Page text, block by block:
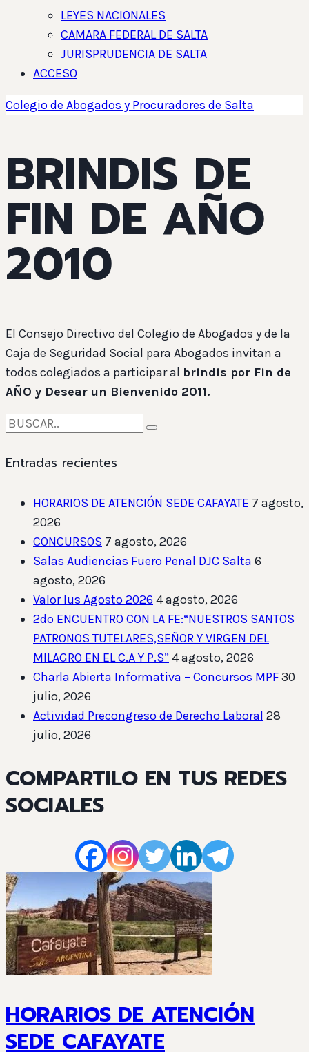
LEYES NACIONALES
CAMARA FEDERAL DE SALTA
JURISPRUDENCIA DE SALTA
ACCESO
Colegio de Abogados y Procuradores de Salta
BRINDIS DE
FIN DE AÑO
2010
El Consejo Directivo del Colegio de Abogados y de la
Caja de Seguridad Social para Abogados invitan a
todos colegiados a participar al brindis por Fin de
AÑO y Desear un Bienvenido 2011.
Entradas recientes
HORARIOS DE ATENCIÓN SEDE CAFAYATE 7 agosto,
2026
CONCURSOS 7 agosto, 2026
Salas Audiencias Fuero Penal DJC Salta 6
agosto, 2026
Valor Ius Agosto 2026 4 agosto, 2026
2do ENCUENTRO CON LA FE:“NUESTROS SANTOS
PATRONOS TUTELARES,SEÑOR Y VIRGEN DEL
MILAGRO EN EL C.A Y P.S”4 agosto, 2026
Charla Abierta Informativa – Concursos MPF30
julio, 2026
Actividad Precongreso de Derecho Laboral 28
julio, 2026
COMPARTILO EN TUS REDES
SOCIALES
HORARIOS DE ATENCIÓN
SEDE CAFAYATE